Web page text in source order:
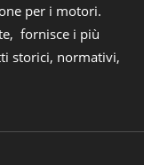
per i motori.
fornisce i più
storici, normativi,